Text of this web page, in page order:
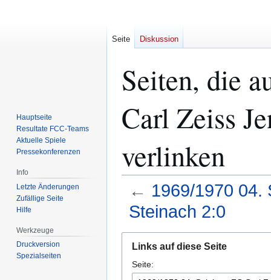
Seiten, die
Carl Zeiss
verlinken
← 1969/1970 04.
Steinach 2:0
Navigation
springen
Suche
springen
Links auf diese Seite
Seite:
Seite Diskussion
Hauptseite
Resultate FCC-Teams
Aktuelle Spiele
Pressekonferenzen
Info
Letzte Änderungen
Zufällige Seite
Hilfe
Werkzeuge
Druckversion
Spezialseiten